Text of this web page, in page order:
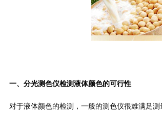
一、分光测色仪检测液体颜色的可行性
对于液体颜色的检测，一般的测色仪很难满足